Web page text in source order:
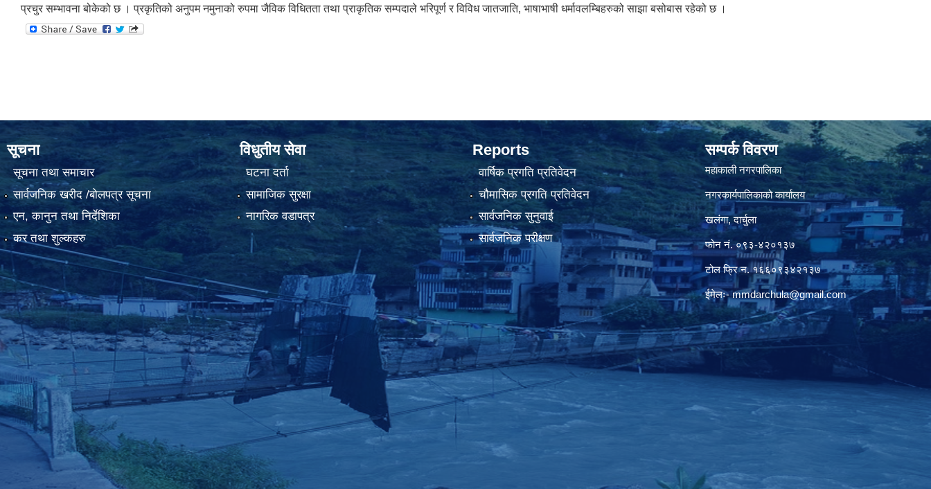
प्रचुर सम्भावना बोकेको छ । प्रकृतिको अनुपम नमुनाको रुपमा जैविक विधितता तथा प्राकृतिक सम्पदाले भरिपूर्ण र विविध जातजाति, भाषाभाषी धर्मावलम्बिहरुको साझा बसोबास रहेको छ ।
सूचना
सूचना तथा समाचार
सार्वजनिक खरीद /बोलपत्र सूचना
एन, कानुन तथा निर्देशिका
कर तथा शुल्कहरु
विधुतीय सेवा
घटना दर्ता
सामाजिक सुरक्षा
नागरिक वडापत्र
Reports
वार्षिक प्रगति प्रतिवेदन
चौमासिक प्रगति प्रतिवेदन
सार्वजनिक सुनुवाई
सार्वजनिक परीक्षण
सम्पर्क विवरण
महाकाली नगरपालिका
नगरकार्यपालिकाको कार्यालय
खलंगा, दार्चुला
फोन नं. ०९३-४२०१३७
टोल फ्रि न. १६६०९३४२१३७
ईमेलः-mmdarchula@gmail.com